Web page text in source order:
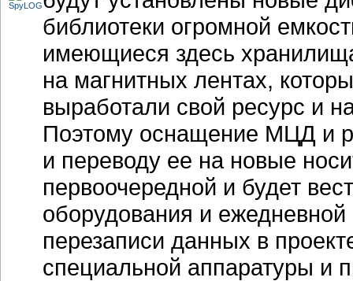
библиотеки огромной
имеющиеся здесь
на магнитных лентах,
выработали свой ресурс и
Поэтому оснащение МЦД и
и переводу ее на новые
первоочередной и будет
оборудования и
перезаписи данных в
специальной аппаратуры и